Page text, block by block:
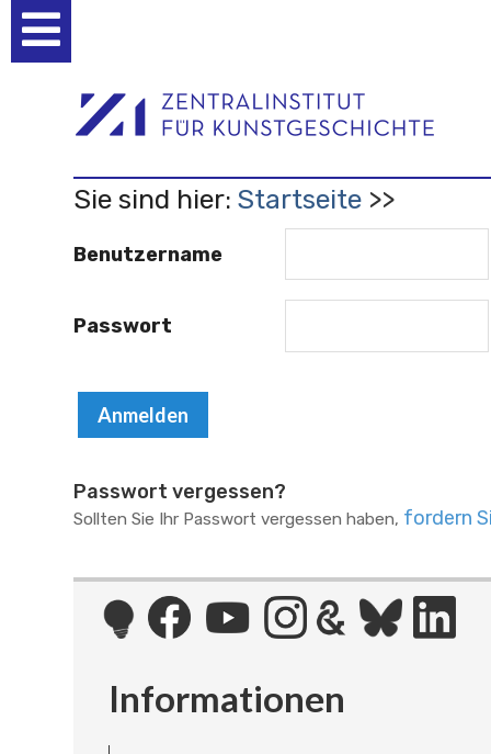
Werkzeuge
Sie sind hier: Startseite
Benutzername
Passwort
Passwort vergessen?
Sollten Sie Ihr Passwort vergessen haben, fordern
Informationen